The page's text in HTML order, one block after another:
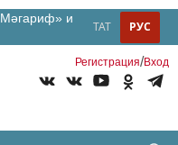
и
РУС
ТАТ
Регистрация/Вход